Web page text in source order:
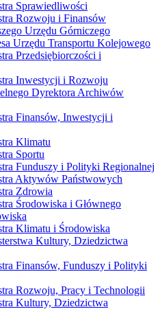
Sprawiedliwości
Rozwoju i Finansów
Urzędu Górniczego
Urzędu Transportu Kolejowego
Przedsiębiorczości i
Inwestycji i Rozwoju
Dyrektora Archiwów
Finansów, Inwestycji i
Klimatu
Sportu
Funduszy i Polityki Regionalnej
Aktywów Państwowych
Zdrowia
Środowiska i Głównego
Klimatu i Środowiska
Kultury, Dziedzictwa
Finansów, Funduszy i Polityki
Rozwoju, Pracy i Technologii
Kultury, Dziedzictwa